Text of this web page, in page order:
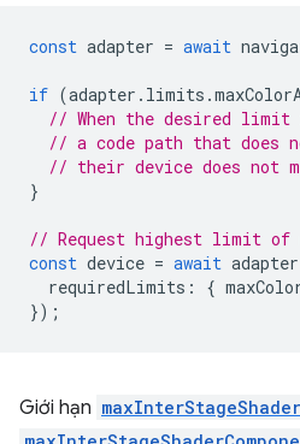
const adapter = await
if (adapter . limits .
// When the desired
// a code path that
// their device does not
}
// Request highest limit of
const device = await adapter
requiredLimits : {
});
Giới hạn